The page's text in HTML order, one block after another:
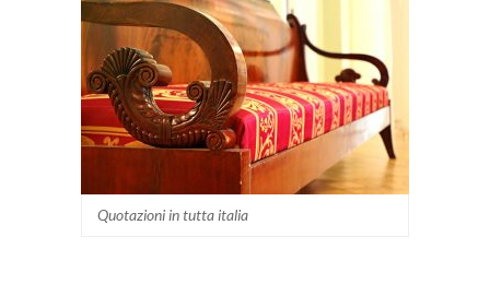
Quotazioni in tutta italia